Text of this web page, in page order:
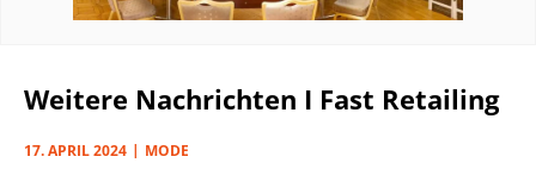
Weitere Nachrichten I Fast Retailing
17. APRIL 2024 MODE